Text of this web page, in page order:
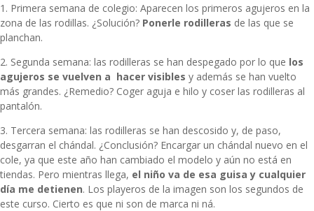
1. Primera semana de colegio: Aparecen los primeros agujeros en la
zona de las rodillas. ¿Solución? Ponerle rodilleras de las que se
planchan.
2. Segunda semana: las rodilleras se han despegado por lo que los
agujeros se vuelven a hacer visibles y además se han vuelto
más grandes. ¿Remedio? Coger aguja e hilo y coser las rodilleras al
pantalón.
3. Tercera semana: las rodilleras se han descosido y, de paso,
desgarran el chándal. ¿Conclusión? Encargar un chándal nuevo en el
cole, ya que este año han cambiado el modelo y aún no está en
tiendas. Pero mientras llega, el niño va de esa guisa y cualquier
día me detienen. Los playeros de la imagen son los segundos de
este curso. Cierto es que ni son de marca ni ná.